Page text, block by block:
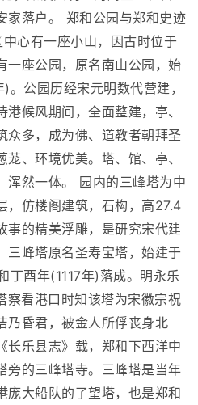
家落户。 郑和公园与郑和史迹
心有一座小山，因古时位于
一座公园，原名南山公园，始
公园历经宋元明数代营建，
候风期间，全面整建，亭、
众多，成为佛、道教者朝拜圣
、环境优美。塔、馆、亭、
浑然一体。 园内的三峰塔为中
，仿楼阁建筑，石构，高27.4
事的精美浮雕，是研究宋代建
三峰塔原名圣寿宝塔，始建于
丁酉年(1117年)落成。明永乐
察看港口时知该塔为宋徽宗祝
乃昏君，被金人所俘丧身北
长乐县志》载，郑和下西洋中
旁的三峰塔寺。三峰塔是当年
庞大船队的了望塔，也是郑和